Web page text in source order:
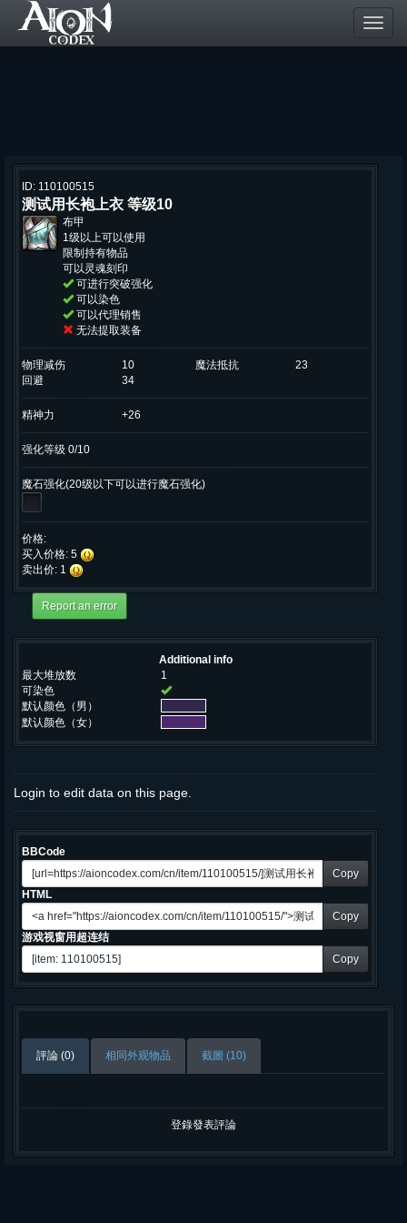
ID: 110100515
测试用长袍上衣 等级10
布甲
1级以上可以使用
限制持有物品
可以灵魂刻印
可进行突破强化
可以染色
可以代理销售
无法提取装备
物理减伤 10 魔法抵抗
23
回避
34
精神力 +26
强化等级 0/10
魔石强化(20级以下可以进行魔石强化)
价格:
买入价格: 5
卖出价: 1
Additional info
最大堆放数
1
可染色
默认颜色（男）
默认颜色（女）
Login to edit data on this page.
BBCode
Copy
HTML
Copy
游戏视窗用超连结
Copy
評論 (0) 相同外观物品 截圖 (10)
登錄發表評論